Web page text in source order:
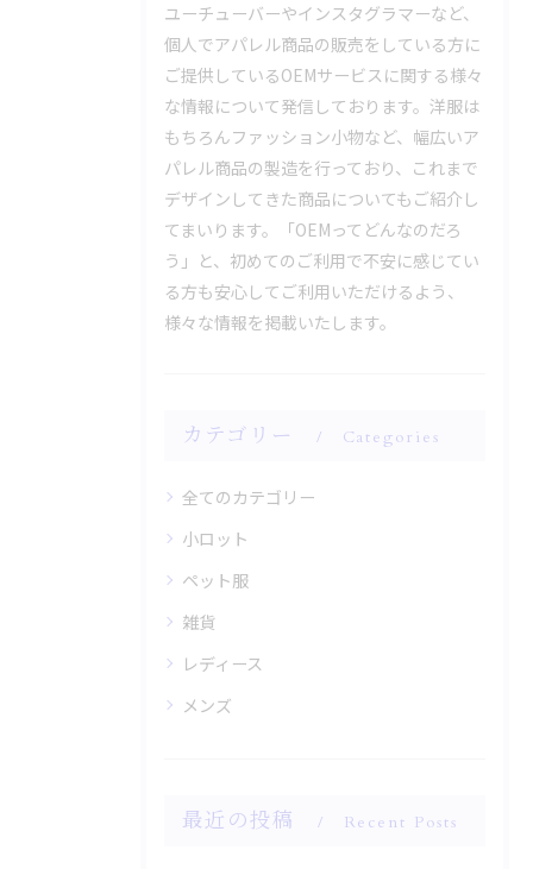
ユーチューバーやインスタグラマーなど、
個人でアパレル商品の販売をしている方に
ご提供しているOEMサービスに関する様々
な情報について発信しております。洋服は
もちろんファッション小物など、幅広いア
パレル商品の製造を行っており、これまで
デザインしてきた商品についてもご紹介し
てまいります。「OEMってどんなのだろ
う」と、初めてのご利用で不安に感じてい
る方も安心してご利用いただけるよう、
様々な情報を掲載いたします。
カテゴリー Categories
全てのカテゴリー
小ロット
ペット服
雑貨
レディース
メンズ
最近の投稿 Recent Posts